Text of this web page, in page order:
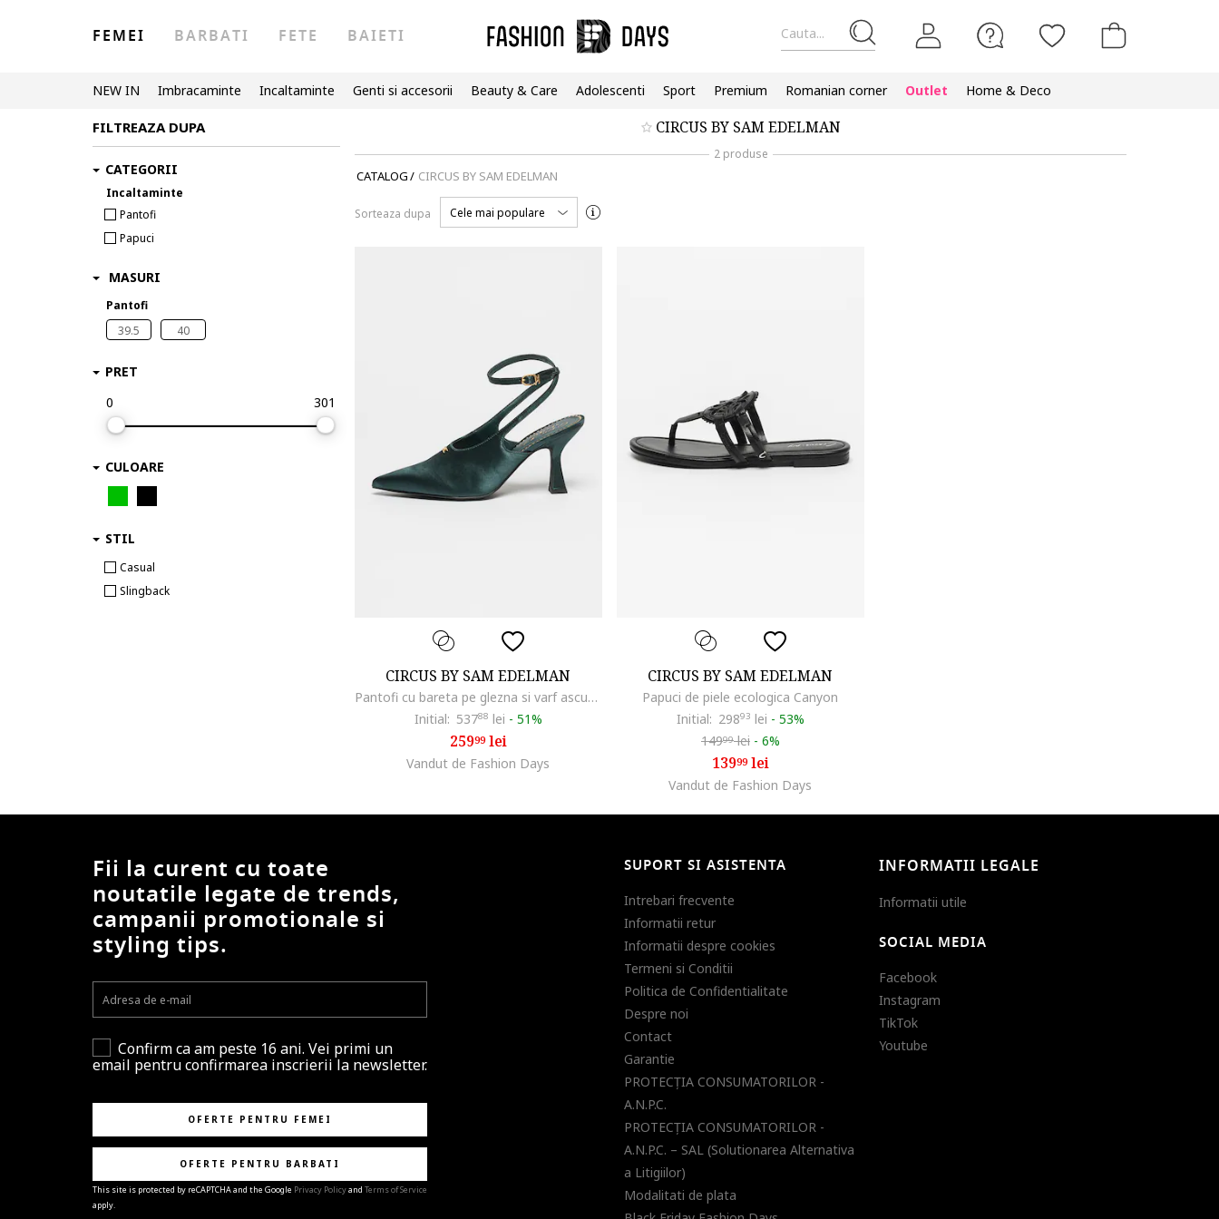
Cauta...
FEMEI BARBATI FETE BAIETI
NEW IN Imbracaminte Incaltaminte Genti si accesorii Beauty & Care Adolescenti Sport Premium Romanian corner Outlet Home & Deco
CIRCUS BY SAM EDELMAN
2 produse
CATALOG/ CIRCUS BY SAM EDELMAN
Sorteaza dupa Cele mai populare
CIRCUS BY SAM EDELMAN
Pantofi cu bareta pe glezna si varf ascutit Tara, Verde inchis
Initial: 53788 lei - 51%
25999lei
Vandut de Fashion Days
CIRCUS BY SAM EDELMAN
Papuci de piele ecologica Canyon
Initial: 29893 lei - 53%
14999lei - 6%
13999lei
Vandut de Fashion Days
FILTREAZA DUPA
CATEGORII
Incaltaminte
Pantofi
Papuci
MASURI
Pantofi
39.5
40
PRET
0
301
CULOARE
STIL
Casual
Slingback
Fii la curent cu toate
noutatile legate de trends,
campanii promotionale si
styling tips.
Confirm ca am peste 16 ani. Vei primi un
email pentru confirmarea inscrierii la newsletter.
OFERTE PENTRU FEMEI
OFERTE PENTRU BARBATI
This site is protected by reCAPTCHA and the Google Privacy Policyand Terms of Service
apply.
SUPORT SI ASISTENTA
Intrebari frecvente
Informatii retur
Informatii despre cookies
Termeni si Conditii
Politica de Confidentialitate
Despre noi
Contact
Garantie
PROTECŢIA CONSUMATORILOR -
A.N.P.C.
PROTECŢIA CONSUMATORILOR -
A.N.P.C. – SAL (Solutionarea Alternativa
a Litigiilor)
Modalitati de plata
INFORMATII LEGALE
Informatii utile
SOCIAL MEDIA
Facebook
Instagram
TikTok
Youtube